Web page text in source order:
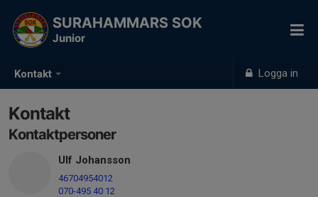
Kontakt Logga in
SURAHAMMARS SOK
Junior
Kontakt
Kontaktpersoner
Ulf Johansson
46704954012
070-495 40 12